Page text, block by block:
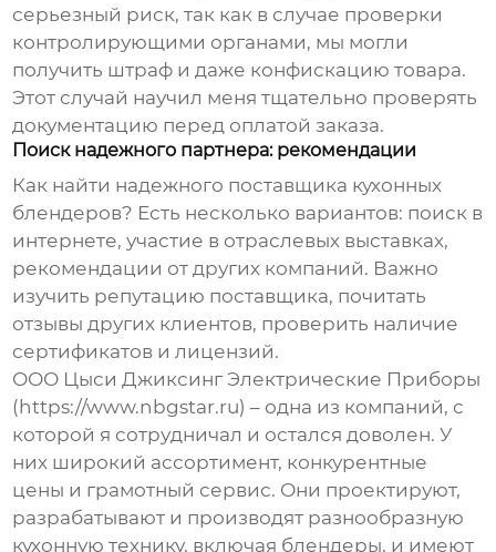
серьезный риск, так как в случае проверки
контролирующими органами, мы могли
получить штраф и даже конфискацию товара.
Этот случай научил меня тщательно проверять
документацию перед оплатой заказа.
Поиск надежного партнера: рекомендации
Как найти надежного поставщика кухонных
блендеров? Есть несколько вариантов: поиск в
интернете, участие в отраслевых выставках,
рекомендации от других компаний. Важно
изучить репутацию поставщика, почитать
отзывы других клиентов, проверить наличие
сертификатов и лицензий.
ООО Цыси Джиксинг Электрические Приборы
(https://www.nbgstar.ru) – одна из компаний, с
которой я сотрудничал и остался доволен. У
них широкий ассортимент, конкурентные
цены и грамотный сервис. Они проектируют,
разрабатывают и производят разнообразную
кухонную технику, включая блендеры, и имеют